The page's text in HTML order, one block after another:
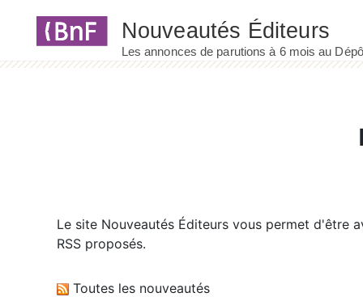
Le site Nouveautés Éditeurs vous permet d'être
RSS proposés.
Toutes les nouveautés